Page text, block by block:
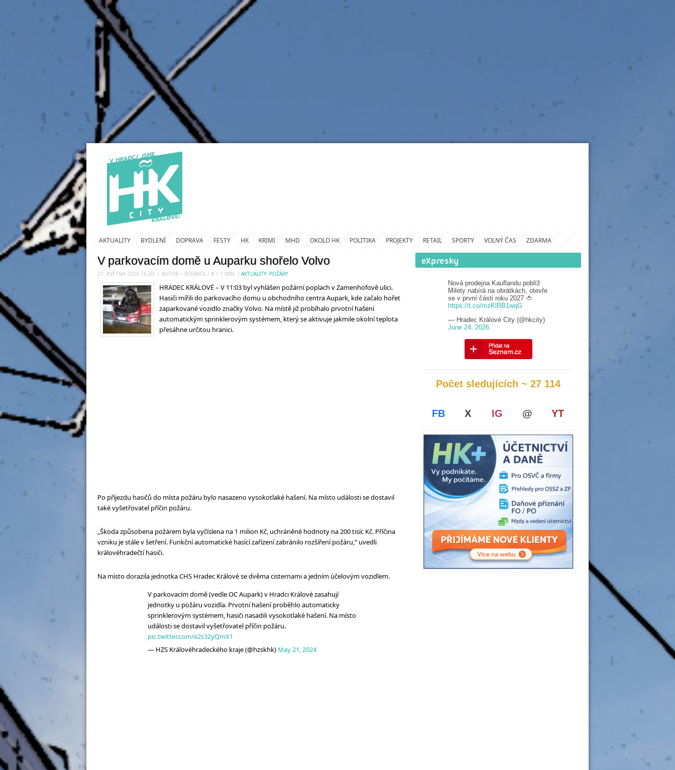
AKTUALITY BYDLENÍ DOPRAVA FESTY HK KRIMI MHD OKOLO HK POLITIKA PROJEKTY RETAIL SPORTY VOLNÝ ČAS ZDARMA
V parkovacím domě u Auparku shořelo Volvo
21. KVĚTNA 2024 16:20 / AUTOR ~ REDAKCE / # < 1 MIN. / AKTUALITY, POŽÁRY
HRADEC KRÁLOVÉ – V 11:03 byl vyhlášen požární poplach v Zamenhofově ulici.
Hasiči mířili do parkovacího domu u obchodního centra Aupark, kde začalo hořet
zaparkované vozidlo značky Volvo. Na místě již probíhalo prvotní hašení
automatickým sprinklerovým systémem, který se aktivuje jakmile okolní teplota
přesáhne určitou hranici.
Po příjezdu hasičů do místa požáru bylo nasazeno vysokotlaké hašení. Na místo události se dostavil
také vyšetřovatel příčin požáru.
„Škoda způsobena požárem byla vyčíslena na 1 milion Kč, uchráněné hodnoty na 200 tisíc Kč. Příčina
vzniku je stále v šetření. Funkční automatické hasící zařízení zabránilo rozšíření požáru,“ uvedli
královéhradečtí hasiči.
Na místo dorazila jednotka CHS Hradec Králové se dvěma cisternami a jedním účelovým vozidlem.
V parkovacím domě (vedle OC Aupark) v Hradci Králové zasahují
jednotky u požáru vozidla. Prvotní hašení proběhlo automaticky
sprinklerovým systémem, hasiči nasadili vysokotlaké hašení. Na místo
události se dostavil vyšetřovatel příčin požáru.
pic.twitter.com/e2s32yQmX1
— HZS Královéhradeckého kraje (@hzskhk) May 21, 2024
Nová prodejna Kauflandu poblíž
Milety nabírá na obrátkách, otevře
se v první části roku 2027 🍅
https://t.co/mzKlRB1wqG
— Hradec Králové City (@hkcity)
June 24, 2026
Počet sledujících ~ 27 114
FB X IG @ YT